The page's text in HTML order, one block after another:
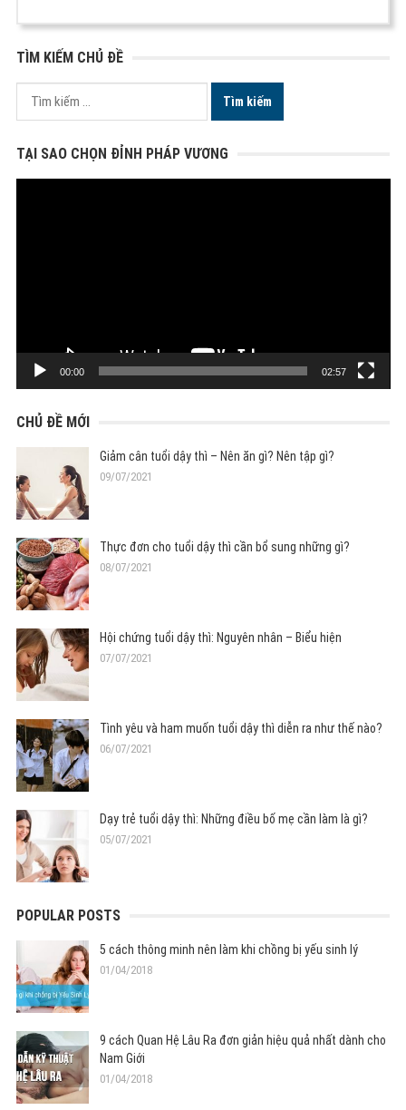
TÌM KIẾM CHỦ ĐỀ
Tìm
kiếm
TẠI SAO CHỌN ĐỈNH PHÁP VƯƠNG
00:00 02:57
CHỦ ĐỀ MỚI
Giảm cân tuổi dậy thì – Nên ăn gì? Nên tập gì?
09/07/2021
Thực đơn cho tuổi dậy thì cần bổ sung những gì?
08/07/2021
Hội chứng tuổi dậy thì: Nguyên nhân – Biểu hiện
07/07/2021
Tình yêu và ham muốn tuổi dậy thì diễn ra như thế nào?
06/07/2021
Dạy trẻ tuổi dậy thì: Những điều bố mẹ cần làm là gì?
05/07/2021
POPULAR POSTS
5 cách thông minh nên làm khi chồng bị yếu sinh lý
01/04/2018
9 cách Quan Hệ Lâu Ra đơn giản hiệu quả nhất dành cho
Nam Giới
01/04/2018